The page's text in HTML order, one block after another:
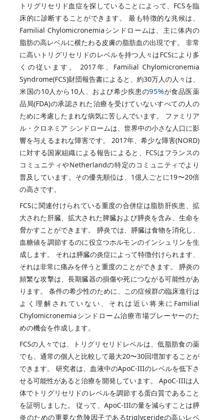
トリグリセリド血症を探していることによって、FCSを臨
床的に診断することができます。 最も特徴的な兆候は、
Familial Chylomicronemiaシンドロームは、主に体内の
脂肪の高レベルに横たわる皮膚の脂肪血の出現です。 非常
に高いトリグリセリドのレベルを持つ人々はFCSにより多
くの従います。 2017年、Familial Chylomicronemia
Syndrome(FCS)財団報告書によると、約30万人の人々は、
米国の10人から10人、および希少疾患の95%が食品医薬
品局(FDA)の承認された治療を受けていないすべての人の
ために考慮したまれな病気に苦しんでいます。 ファミリア
ル・クロネミア シンドロームは、世界中の小さな人口に影
響を与えるまれな障害です。 2017年、希少な障害(NORD)
に対する国家組織による報告によると、FCSはフランスの
コミュニティやNetherlandの特定のコミュニティでより
普及しています。その優先順位は、1億人ごとに19〜20倍
の高さです。
FCSに関連付けられている重度の合併症は脂肪肝疾患、拡
大された肝臓、拡大された脾臓および膵炎を含み、生命を
脅かすことができます。 膵炎では、膵臓は食物を消化し、
血糖値を調節するのに役立つホルモンのインシュリンを生
成します。 それは膵臓の炎症によって特徴付けられます、
それは非常に痛みを伴うと重度のことができます。 膵炎の
頻繁な攻撃は、長期臓器の損傷や死につながる可能性があ
ります。 条件の希少性のために、この症候群の臨床進行は
よく理解されていない、それは近い将来にFamilial
Chylomicronemiaシンドローム治療市場プレーヤーのた
めの機会を作成します。
FCSの人々では、トリグリセリドレベルは、低脂肪食の薬
でも、通常の個人と比較して最大20〜30回増加することが
できます。 研究者は、血液中のApoC-IIIのレベルを低下さ
せる可能性があると治療を開発しています。 ApoC-IIIは人
体でトリグリセリドのレベルを調節する蛋白質であること
を証明しました。 従って、ApoC-IIIの量を減らすことは膵
炎のための重要な危険因子であるtriglycerideの高いレベ